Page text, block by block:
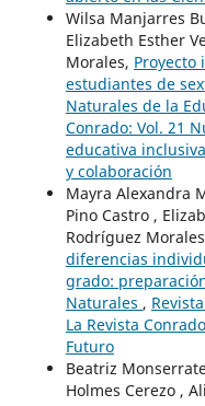
Wilsa Manjarres
Elizabeth Esther
Morales,
estudiantes de
Naturales de la
Conrado: Vol. 21
educativa
y colaboración
Mayra Alexandra
Pino Castro ,
Rodríguez
diferencias
grado:
Naturales ,
La Revista
Futuro
Beatriz
Holmes Cerezo ,